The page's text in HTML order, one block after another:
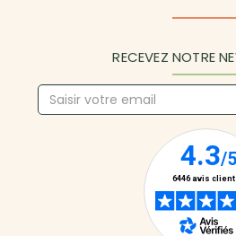
RECEVEZ NOTRE